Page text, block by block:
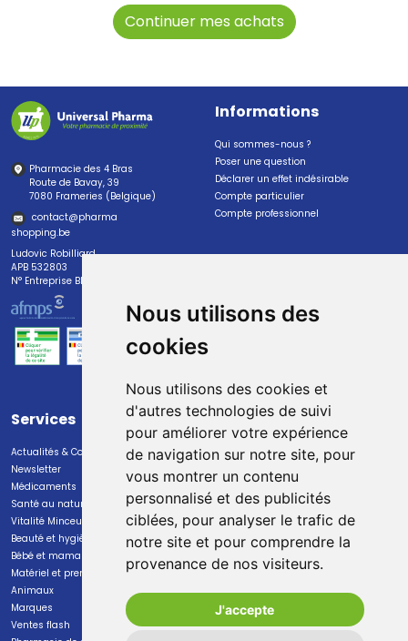
Nous utilisons des
cookies
Nous utilisons des cookies et
d'autres technologies de suivi
pour améliorer votre expérience
de navigation sur notre site, pour
vous montrer un contenu
personnalisé et des publicités
ciblées, pour analyser le trafic de
notre site et pour comprendre la
provenance de nos visiteurs.
J'accepte
Continuer mes achats
Pharmacie des 4 Bras
Route de Bavay, 39
7080 Frameries (Belgique)
contact@pharma
shopping.be
Ludovic Robilliard
APB 532803
N° Entreprise BE0447.382.113
Informations
Qui sommes-nous ?
Poser une question
Déclarer un effet indésirable
Compte particulier
Compte professionnel
Services
Actualités & Conseils
Newsletter
Médicaments
Santé au naturel
Vitalité Minceur Nutrition
Beauté et hygiène
Bébé et maman
Matériel et premiers soins
Animaux
Marques
Ventes flash
Paiement
Paiement sécurisé
Livraison
Livraison dans un Point Relais